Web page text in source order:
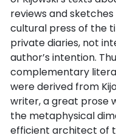
reviews and
cultural press of the
private diaries, not
author’s intention.
complementary
were derived from
writer, a great prose
the metaphysical
efficient architect of